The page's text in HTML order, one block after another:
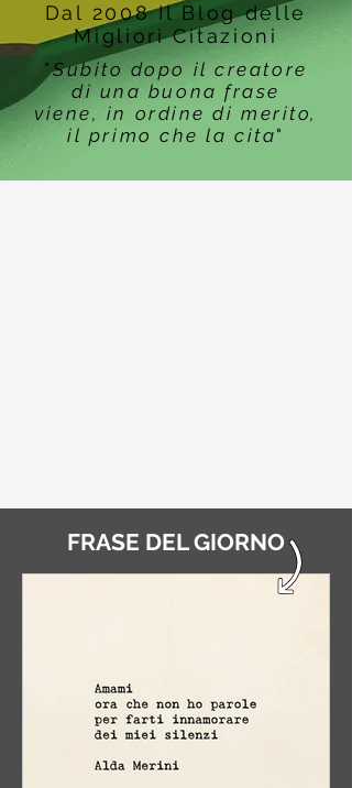
Dal 2008 Il Blog delle
Migliori Citazioni
"Subito dopo il creatore
di una buona frase
viene, in ordine di merito,
il primo che la cita"
FRASE DEL GIORNO